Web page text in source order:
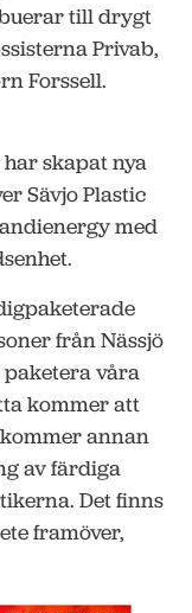
till drygt
Privab,
Forssell.
har skapat nya
Sävjo Plastic
med
från Nässjö
våra
kommer att
annan
av färdiga
Det finns
framöver,